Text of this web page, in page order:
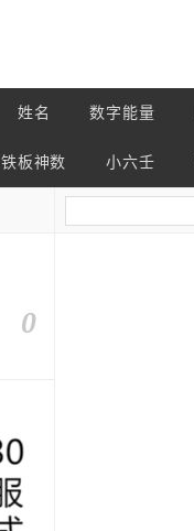
姓名 数字能量
铁板神数 小六壬
0